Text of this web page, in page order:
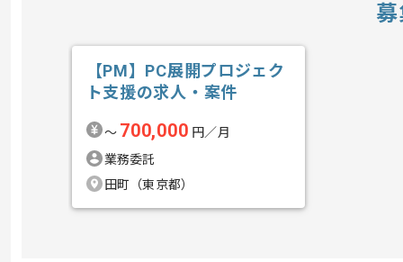
【PM】PC展開プロジェク
ト支援の求人・案件
〜 700,000 円／月
業務委託
田町（東京都）